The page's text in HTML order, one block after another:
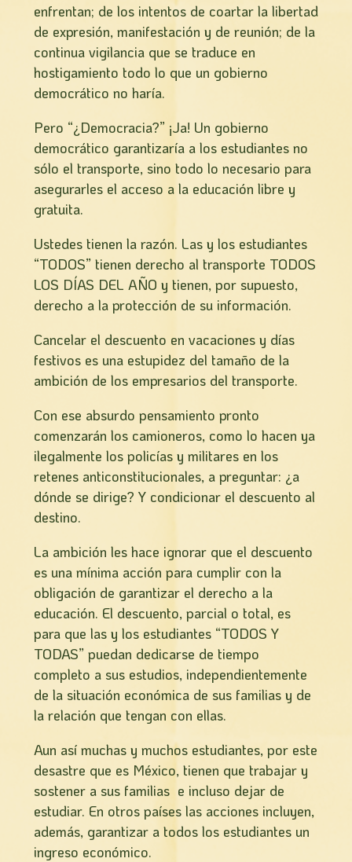
enfrentan; de los intentos de coartar la libertad
de expresión, manifestación y de reunión; de la
continua vigilancia que se traduce en
hostigamiento todo lo que un gobierno
democrático no haría.
Pero “¿Democracia?” ¡Ja! Un gobierno
democrático garantizarí­a a los estudiantes no
sólo el transporte, sino todo lo necesario para
asegurarles el acceso a la educación libre y
gratuita.
Ustedes tienen la razón. Las y los estudiantes
“TODOS” tienen derecho al transporte TODOS
LOS DÍAS DEL AÑO y tienen, por supuesto,
derecho a la protección de su información.
Cancelar el descuento en vacaciones y días
festivos es una estupidez del tamaño de la
ambición de los empresarios del transporte.
Con ese absurdo pensamiento pronto
comenzarán los camioneros, como lo hacen ya
ilegalmente los policías y militares en los
retenes anticonstitucionales, a preguntar: ¿a
dónde se dirige? Y condicionar el descuento al
destino.
La ambición les hace ignorar que el descuento
es una mínima acción para cumplir con la
obligación de garantizar el derecho a la
educación. El descuento, parcial o total, es
para que las y los estudiantes “TODOS Y
TODAS” puedan dedicarse de tiempo
completo a sus estudios, independientemente
de la situación económica de sus familias y de
la relación que tengan con ellas.
Aun así­ muchas y muchos estudiantes, por este
desastre que es México, tienen que trabajar y
sostener a sus familias e incluso dejar de
estudiar. En otros países las acciones incluyen,
además, garantizar a todos los estudiantes un
ingreso económico.